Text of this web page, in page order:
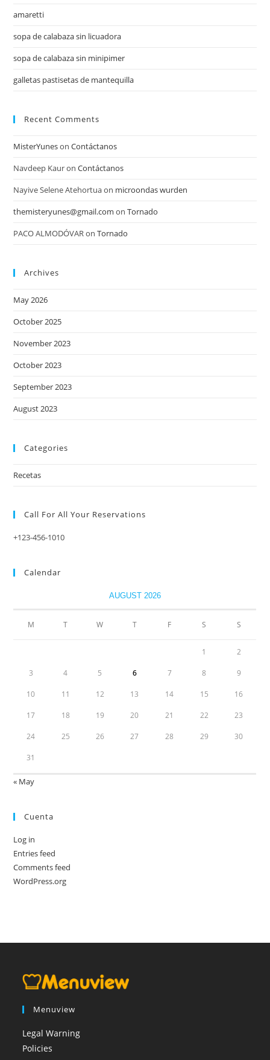
amaretti
sopa de calabaza sin licuadora
sopa de calabaza sin minipimer
galletas pastisetas de mantequilla
Recent Comments
MisterYunesonContáctanos
Navdeep KauronContáctanos
Nayive Selene Atehortuaon microondas wurden
themisteryunes@gmail.com onTornado
PACO ALMODÓVARonTornado
Archives
May 2026
October 2025
November 2023
October 2023
September 2023
August 2023
Categories
Recetas
Call For All Your​ Reservations
+123-456-1010
Calendar
AUGUST 2026
M T W T F S S
1 2
3 4 5 6 7 8 9
10 11 12 13 14 15 16
17 18 19 20 21 22 23
24 25 26 27 28 29 30
31
« May
Cuenta
Log in
Entries feed
Comments feed
WordPress.org
Menuview
Legal Warning
Policies